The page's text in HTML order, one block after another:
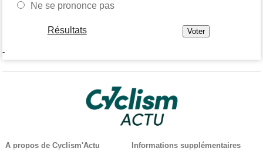
Ne se prononce pas
Résultats
-
A propos de Cyclism'Actu Informations supplémentaires